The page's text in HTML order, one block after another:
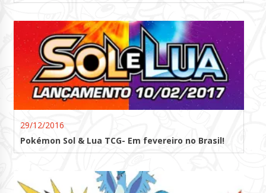
29/12/2016
Pokémon Sol & Lua TCG- Em fevereiro no Brasil!